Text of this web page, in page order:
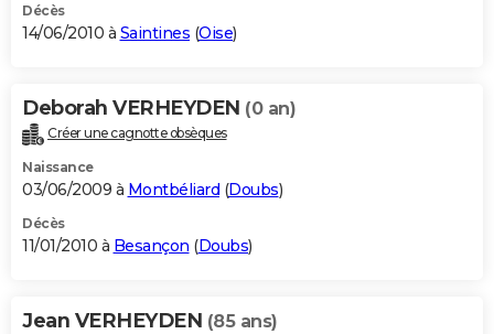
Décès
14/06/2010 à Saintines (Oise)
Deborah VERHEYDEN (0 an)
Créer une cagnotte obsèques
Naissance
03/06/2009 à Montbéliard (Doubs)
Décès
11/01/2010 à Besançon (Doubs)
Jean VERHEYDEN (85 ans)